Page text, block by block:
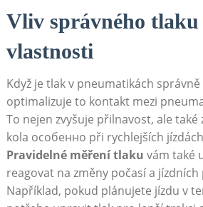
Vliv správného
vlastnosti
Když je tlak v pneumatikách
optimalizuje to kontakt mezi
To nejen zvyšuje přilnavost, ale
kola особенно při rychlejších
Pravidelné měření tlaku vám také
reagovat na změny počasí a
Například, pokud plánujete jízdu v